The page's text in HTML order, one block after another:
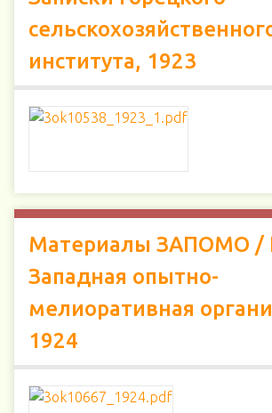
института, 1923
Материалы ЗАПОМО /
Западная опытно-
мелиоративная
1924